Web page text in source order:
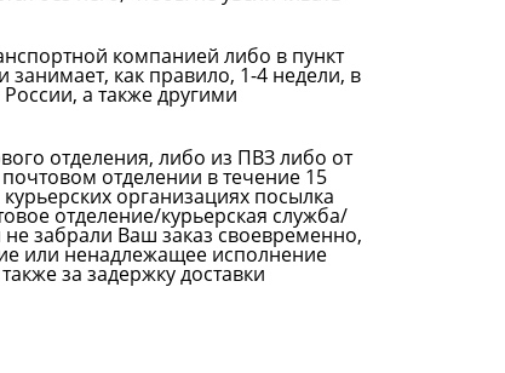
компанией либо в пункт
как правило, 1-4 недели, в
а также другими
отделения, либо из ПВЗ либо от
отделении в течение 15
организациях посылка
отделение/курьерская служба/
забрали Ваш заказ своевременно,
или ненадлежащее исполнение
за задержку доставки